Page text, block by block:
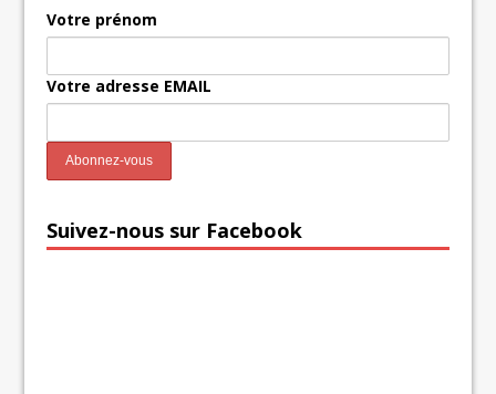
Votre prénom
Votre adresse EMAIL
Suivez-nous sur Facebook